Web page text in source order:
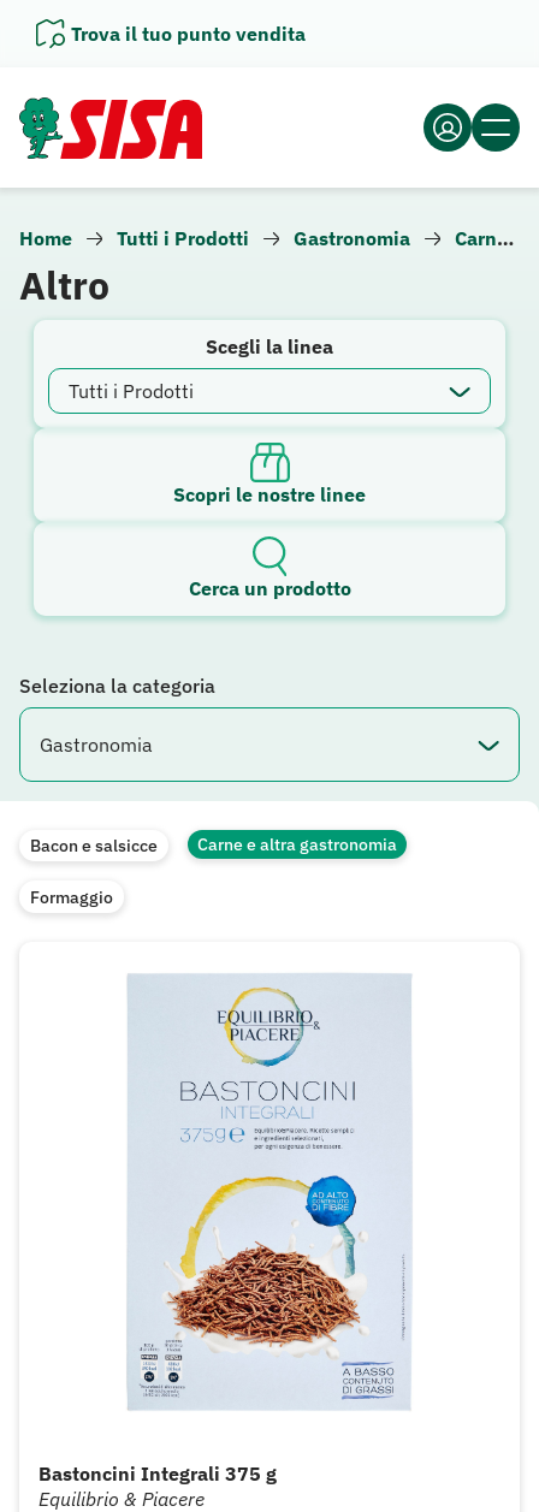
Trova il tuo punto vendita
Home Tutti i Prodotti Gastronomia Carne e altra gastronomia
Altro
Scegli la linea
Scopri le nostre linee
Cerca un prodotto
Seleziona la categoria
Bacon e salsicce Carne e altra gastronomia
Formaggio
Bastoncini Integrali 375 g
Equilibrio & Piacere